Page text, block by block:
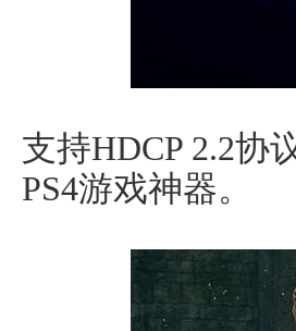
支持HDCP 2.2协
PS4游戏神器。